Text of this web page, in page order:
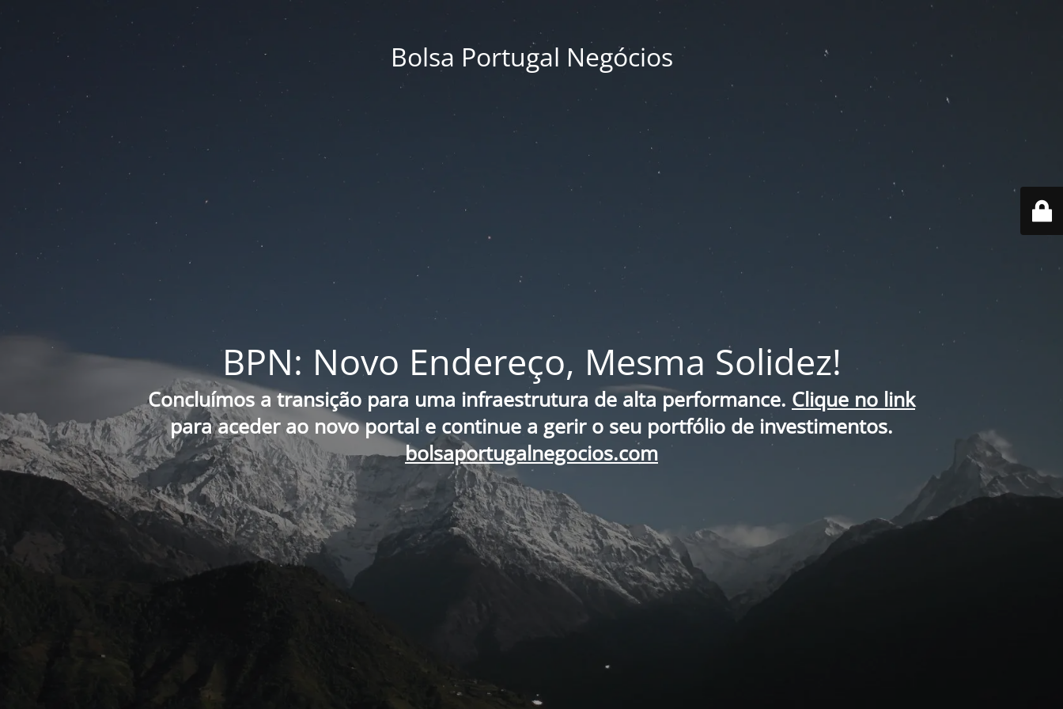
Bolsa Portugal Negócios
BPN: Novo Endereço, Mesma Solidez!
Concluímos a transição para uma infraestrutura de alta performance. Clique no link
para aceder ao novo portal e continue a gerir o seu portfólio de investimentos.
bolsaportugalnegocios.com